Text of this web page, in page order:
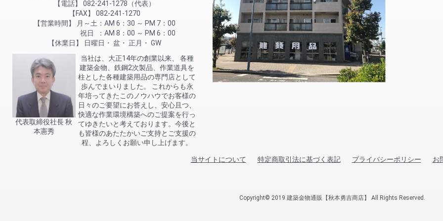
電話
082-241-1278（代表）
FAX
082-241-1270
営業時間
月～土
AM 6：30 ～ PM 7：00
祝日
AM 8：00 ～ PM 6：00
休業日
日曜日 盆 正月 GW
代表取締役社長 秋
本憲秀
当社は、大正14年の創業以来、 各種
建築金物、鉄鋼2次製品、作業道具を
柱とした各種建築用品の専門店として
歩んでまいりました。 これからも永
年培ってきたこのノウハウでお客様の
日々のご要望にお答えし、安心且つ、
快適な作業環境構築へのご提案を行っ
てゆきたいと考えております。今後と
も皆様のあたたかいご支持とご支援の
程、よろしくお願い申し上げます。
当サイトについて 特定商取引法に基づく表記 プライバシーポリシー お
Copyright© 2019 建築金物通販【秋本勇吉商店】 All Rights Reserved.